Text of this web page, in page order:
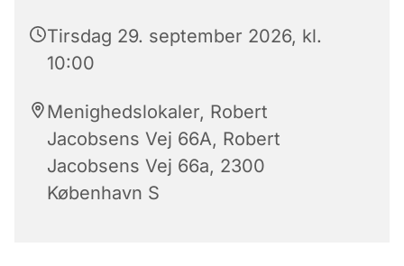
Tirsdag 29. september 2026, kl.
10:00
Menighedslokaler, Robert
Jacobsens Vej 66A, Robert
Jacobsens Vej 66a, 2300
København S